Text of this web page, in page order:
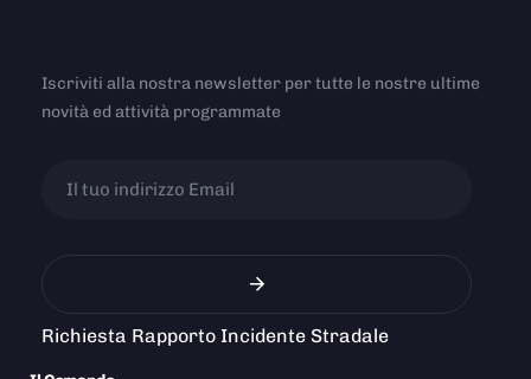
Iscriviti alla nostra newsletter per tutte le nostre ultime
novità ed attività programmate
Richiesta Rapporto Incidente Stradale